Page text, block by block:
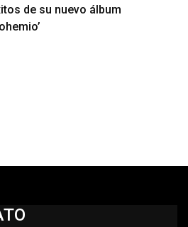
de su nuevo álbum